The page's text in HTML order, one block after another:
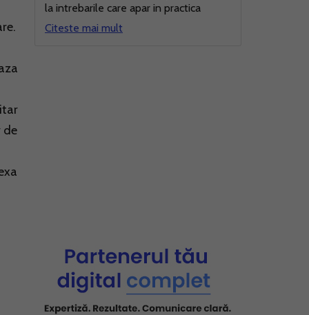
de
la intrebarile care apar in practica
Citeste mai mult